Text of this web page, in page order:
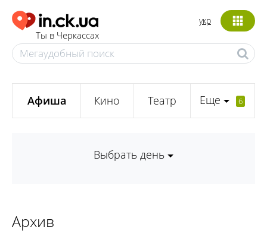
Ты в Черкассах
укр
Афиша Кино Театр Еще 6
Выбрать день
Архив